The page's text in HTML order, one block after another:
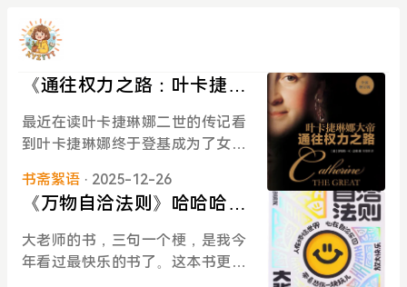
《通往权力之路：叶卡捷琳
娜大帝》读书随手记
最近在读叶卡捷琳娜二世的传记看
到叶卡捷琳娜终于登基成为了女
过程都没什么流血事件发生。厉害
得让人钦佩，有些感想所以在此记
录一下。先说彼得，这本书读到现
在，我发现我对彼得的评价一直都
是 “蠢”。他没有坏心眼到什么程
书斋絮语 · 2025-12-26
《万物自洽法则》哈哈哈哈
哈哈！让自己快乐快乐这才
叫做意义
大老师的书，三句一个梗，是我今
年看过最快乐的书了。这本书更像